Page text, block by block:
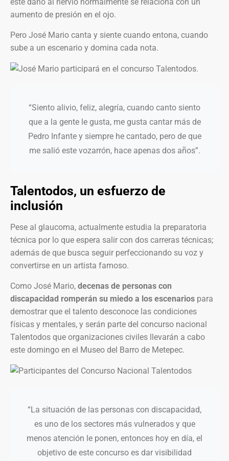
aumento de presión en el ojo.
Pero José Mario canta y siente cuando entona, cuando
sube a un escenario y domina cada nota.
“Siento alivio, feliz, alegría, cuando canto siento
que a la gente le gusta, me gusta cantar más de
Pedro Infante y siempre he cantado, pero de que
me salió este vozarrón, hace apenas dos años”.
Talentodos, un esfuerzo de
inclusión
Pese al glaucoma, actualmente estudia la preparatoria
técnica por lo que espera salir con dos carreras técnicas;
además de que busca seguir perfeccionando su voz y
convertirse en un artista famoso.
Como José Mario, decenas de personas con
discapacidad romperán su miedo a los escenarios para
demostrar que el talento desconoce las condiciones
físicas y mentales, y serán parte del concurso nacional
Talentodos que organizaciones civiles llevarán a cabo
este domingo en el Museo del Barro de Metepec.
“La situación de las personas con discapacidad,
es uno de los sectores más vulnerados y que
menos atención le ponen, entonces hoy en día, el
objetivo de este concurso es dar visibilidad